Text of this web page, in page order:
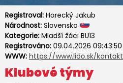
Registroval: Horecký Jakub
Národnost: Slovensko
Kategorie: Mladší žáci BU13
Registrováno: 09.04.2026 09:43:50
WWW: https://www.lido.sk/kontakt
Klubové týmy